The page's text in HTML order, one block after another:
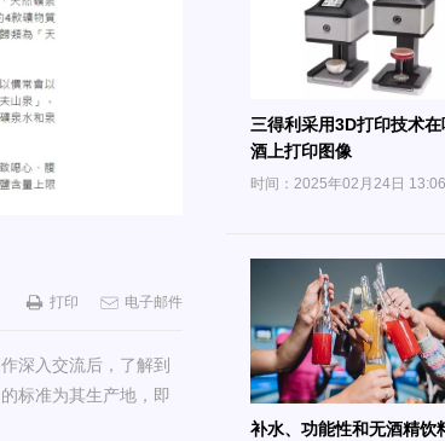
打印 电子邮件
深入交流后，了解到
标准为其生产地，即
三得利采用3D打印技术在
酒上打印图像
时间：2025年02月24日 13:06
补水、功能性和无酒精饮